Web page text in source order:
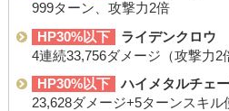
999ターン、攻撃力2倍
HP30%以下
ライデンクロウ
4連続33,756ダメージ（攻撃力2
HP30%以下
ハイメタルチェ
23,628ダメージ+5ターンスキ